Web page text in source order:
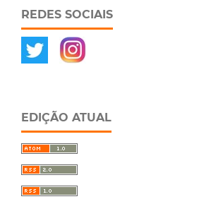
REDES SOCIAIS
EDIÇÃO ATUAL